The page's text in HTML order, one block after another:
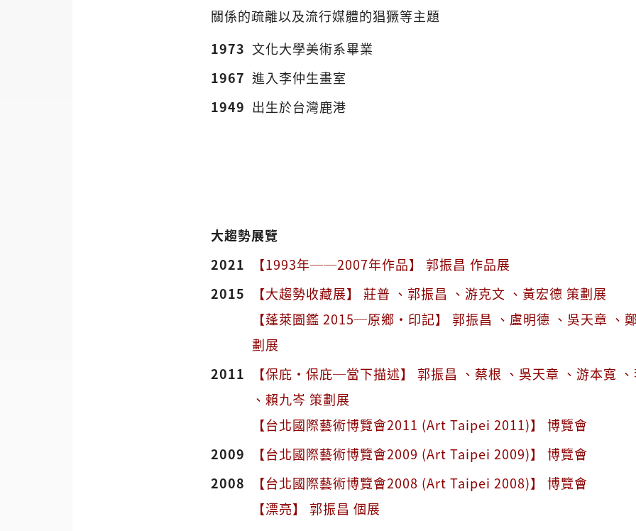
關係的疏離以及流行媒體的猖獗等主題
1973 文化大學美術系畢業
1967 進入李仲生畫室
1949 出生於台灣鹿港
大趨勢展覽
2021
【1993年──2007年作品】 郭振昌 作品展
2015
【大趨勢收藏展】 莊普 、郭振昌 、游克文 、黃宏德 策劃展
【蓬萊圖鑑 2015─原鄉·印記】 郭振昌 、盧明德 、吳天章 、
劃展
2011
【保庇·保庇─當下描述】 郭振昌 、蔡根 、吳天章 、游本寬
、賴九岑 策劃展
【台北國際藝術博覽會2011 (Art Taipei 2011)】 博覽會
2009
【台北國際藝術博覽會2009 (Art Taipei 2009)】 博覽會
2008
【台北國際藝術博覽會2008 (Art Taipei 2008)】 博覽會
【漂亮】 郭振昌 個展